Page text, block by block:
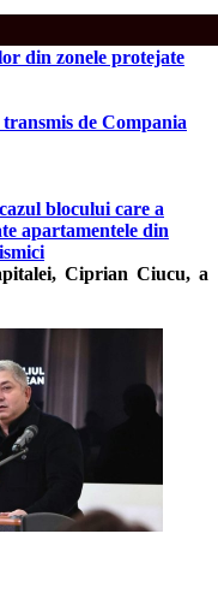
din zonele protejate
de Compania
blocului care a
apartamentele din
Ciprian Ciucu, a